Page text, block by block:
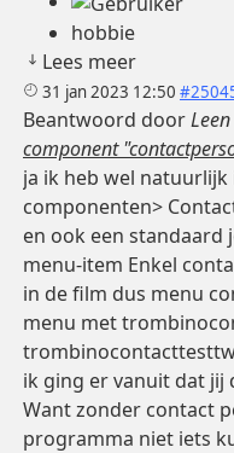
hobbie
Lees meer
31 jan 2023 12:50
Beantwoord doorLeen
component
ja ik heb wel
componenten>
en ook een standaard
menu-item Enkel
in de film dus menu
menu met
ik ging er vanuit dat jij
Want zonder contact
programma niet iets